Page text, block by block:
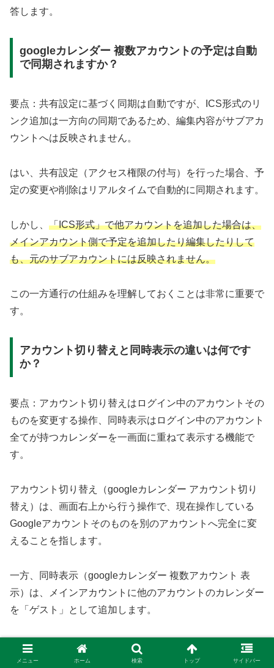
答します。
googleカレンダー 複数アカウントの予定は自動
で同期されますか？
要点：共有設定に基づく同期は自動ですが、ICS形式のリ
ンク追加は一方向の同期であるため、編集内容がサブアカ
ウントへは反映されません。
はい、共有設定（アクセス権限の付与）を行った場合、予
定の変更や削除はリアルタイムで自動的に同期されます。
しかし、 「ICS形式」で他アカウントを追加した場合は、
メインアカウント側で予定を追加したり編集したりして
も、元のサブアカウントには反映されません。
この一方通行の仕組みを理解しておくことは非常に重要で
す。
アカウント切り替えと同時表示の違いは何です
か？
要点：アカウント切り替えはログイン中のアカウントその
ものを変更する操作、同時表示はログイン中のアカウント
全てが持つカレンダーを一画面に重ねて表示する機能で
す。
アカウント切り替え（googleカレンダー アカウント切り
替え）は、画面右上から行う操作で、現在操作している
Googleアカウントそのものを別のアカウントへ完全に変
えることを指します。
一方、同時表示（googleカレンダー 複数アカウント 表
示）は、メインアカウントに他のアカウントのカレンダー
を「ゲスト」として追加します。
色分けして重ねて見ることです。
メニュー ホーム 検索 トップ サイドバー